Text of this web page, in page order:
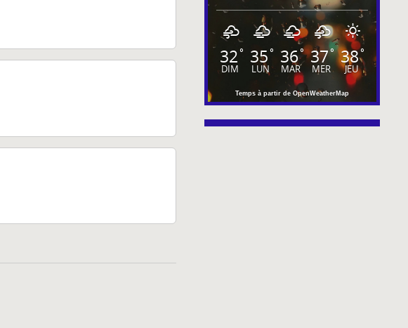
32°
DIM
35°
LUN
36°
MAR
37°
MER
38°
JEU
Temps à partir de OpenWeatherMap